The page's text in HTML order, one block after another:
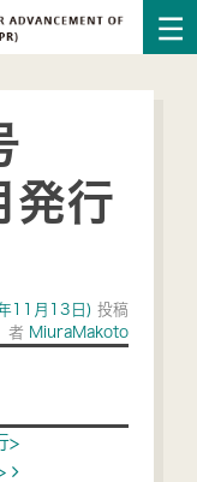
行
11月13日)投稿
者 MiuraMakoto
>